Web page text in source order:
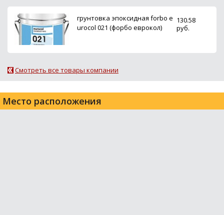
грунтовка эпоксидная forbo e
urocol 021 (форбо еврокол)
130.58
руб.
Смотреть все товары компании
Место расположения